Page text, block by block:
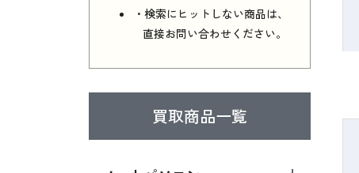
・検索にヒットしない商品は、
直接お問い合わせください。
買取商品一覧